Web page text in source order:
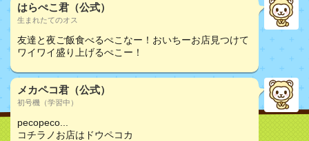
はらぺこ君（公式）
生まれたてのオス
友達と夜ご飯食べるぺこなー！おいちーお店見つけて
ワイワイ盛り上げるぺこー！
メカペコ君（公式）
初号機（学習中）
pecopeco...
コチラノお店はドウペコカ